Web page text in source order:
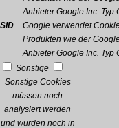
Anbieter Google Inc. Typ
SID
Google verwendet
Produkten wie der
Anbieter Google Inc. Typ
Sonstige
Sonstige Cookies
müssen noch
analysiert werden
und wurden noch in